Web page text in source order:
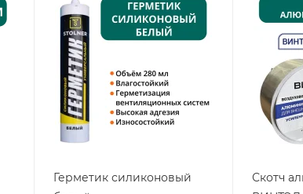
Герметик силиконовый
Скотч